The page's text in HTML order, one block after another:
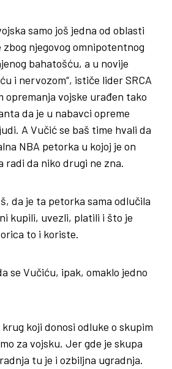
samo još jedna od oblasti
njegovog omnipotentnog
bahatošću, a u novije
i nervozom“, ističe lider SRCA
opremanja vojske urađen tako
da je u nabavci opreme
A Vučić se baš time hvali da
NBA petorka u kojoj je on
radi da niko drugi ne zna.
da je ta petorka sama odlučila
kupili, uvezli, platili i što je
to i koriste.
se Vučiću, ipak, omaklo jedno
krug koji donosi odluke o skupim
za vojsku. Jer gde je skupa
tu je i ozbiljna ugradnja.